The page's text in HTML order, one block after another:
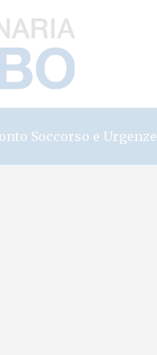
Soccorso e Urgenze